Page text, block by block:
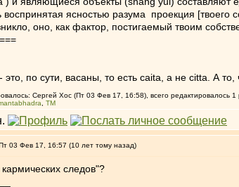
воспринятая ясностью разума проекция
оно, как фактор, постигаемый твоим
это, по сути, васаны, то есть caita, а не citta. А
Сергей Хос (Пт 03 Фев 17, 16:58), всего редактировалось 1
ТМ
03 Фев 17, 16:57 (10 лет тому назад)
следов"?